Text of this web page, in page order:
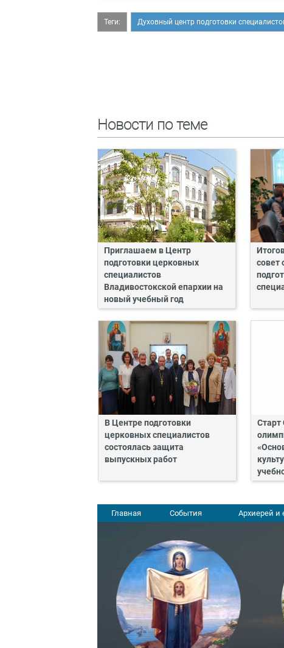
Теги: Духовный центр подготовки
Новости по теме
Приглашаем в Центр
подготовки церковных
специалистов
Владивостокской епархии на
новый учебный год
совет
В Центре подготовки
церковных специалистов
состоялась защита
выпускных работ
Старт
Главная События Архиерей и